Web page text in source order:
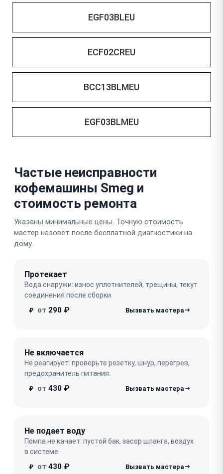
EGF03BLEU
ECF02CREU
BCC13BLMEU
EGF03BLMEU
Частые неисправности
кофемашины Smeg и
стоимость ремонта
Указаны минимальные цены. Точную стоимость
мастер назовёт после бесплатной диагностики на
дому.
Протекает
Вода снаружи: износ уплотнителей, трещины, текут
соединения после сборки.
₽ от 290 ₽
Не включается
Не реагирует: проверьте розетку, шнур, перегрев,
предохранитель питания.
₽ от 430 ₽
Не подает воду
Помпа не качает: пустой бак, засор шланга, воздух
в системе.
₽ от 430 ₽